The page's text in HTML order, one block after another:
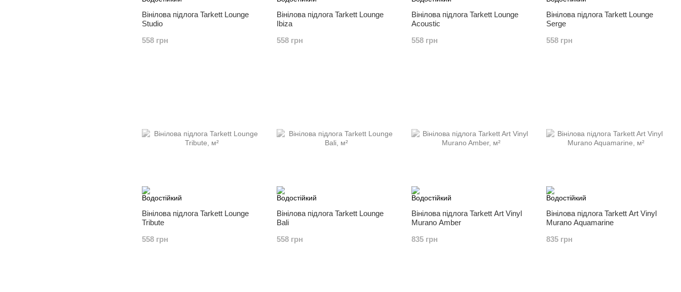
Вінілова підлога Tarkett Lounge
Studio
558 грн
Вінілова підлога Tarkett Lounge
Ibiza
558 грн
Вінілова підлога Tarkett Lounge
Acoustic
558 грн
Вінілова підлога Tarkett Lounge
Serge
558 грн
Вінілова підлога Tarkett Lounge
Tribute
558 грн
Вінілова підлога Tarkett Lounge
Bali
558 грн
Вінілова підлога Tarkett Art Vinyl
Murano Amber
835 грн
Вінілова підлога Tarkett Art Vinyl
Murano Aquamarine
835 грн